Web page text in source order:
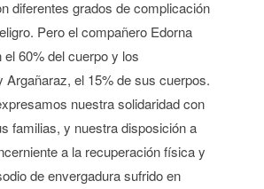
diferentes grados de complicación
Pero el compañero Edorna
60% del cuerpo y los
el 15% de sus cuerpos.
nuestra solidaridad con
familias, y nuestra disposición a
a la recuperación física y
de envergadura sufrido en